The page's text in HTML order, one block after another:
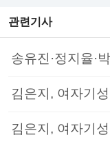
관련기사
송유진·정지율·
김은지, 여자기
김은지, 여자기